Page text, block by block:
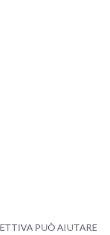
PUÒ AIUTARE